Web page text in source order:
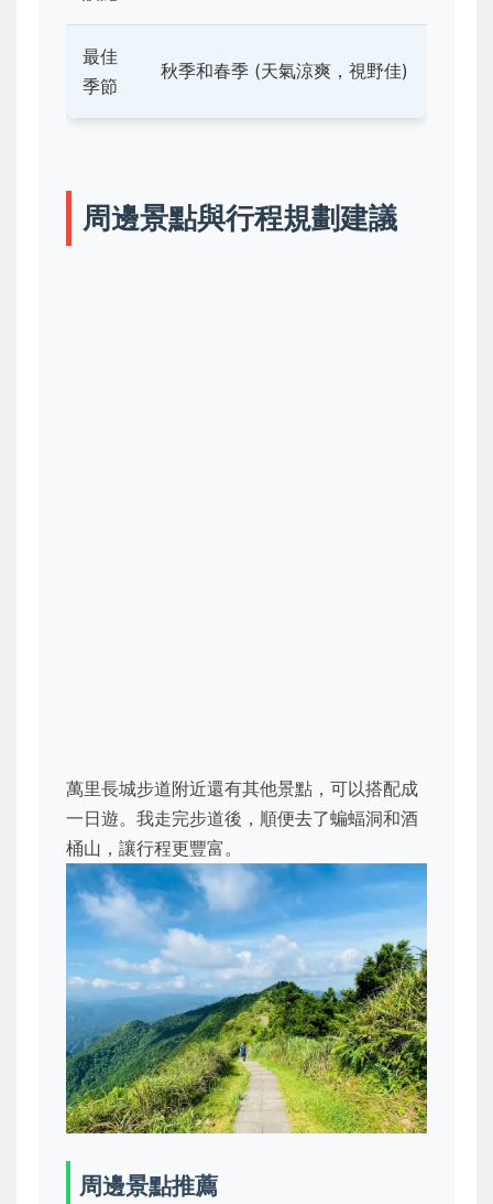
最佳
季節
秋季和春季 (天氣涼爽，視野佳)
周邊景點與行程規劃建議
萬里長城步道附近還有其他景點，可以搭配成
一日遊。我走完步道後，順便去了蝙蝠洞和酒
桶山，讓行程更豐富。
周邊景點推薦